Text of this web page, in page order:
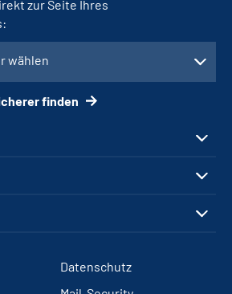
zur Seite Ihres
wählen
finden
Datenschutz